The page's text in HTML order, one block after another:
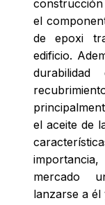
el
de epoxi
edificio.
el aceite de
mercado
lanzarse a